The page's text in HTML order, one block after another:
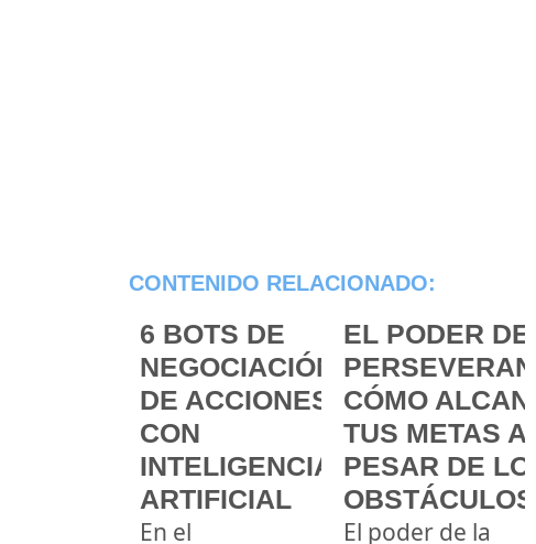
CONTENIDO RELACIONADO:
6 BOTS DE
NEGOCIACIÓN
DE ACCIONES
CON
INTELIGENCIA
ARTIFICIAL
En el
EL PODER
CÓMO
TUS METAS A
PESAR DE
OBSTÁCULOS
El poder de la